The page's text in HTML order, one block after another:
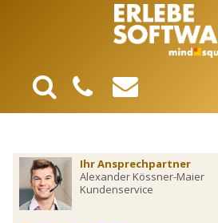
Ihr Ansprechpartner
Alexander Kössner-Maier
Kundenservice